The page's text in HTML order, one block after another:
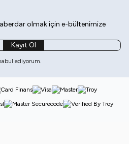
olmak için e-bültenimize
Kayıt Ol
ediyorum.